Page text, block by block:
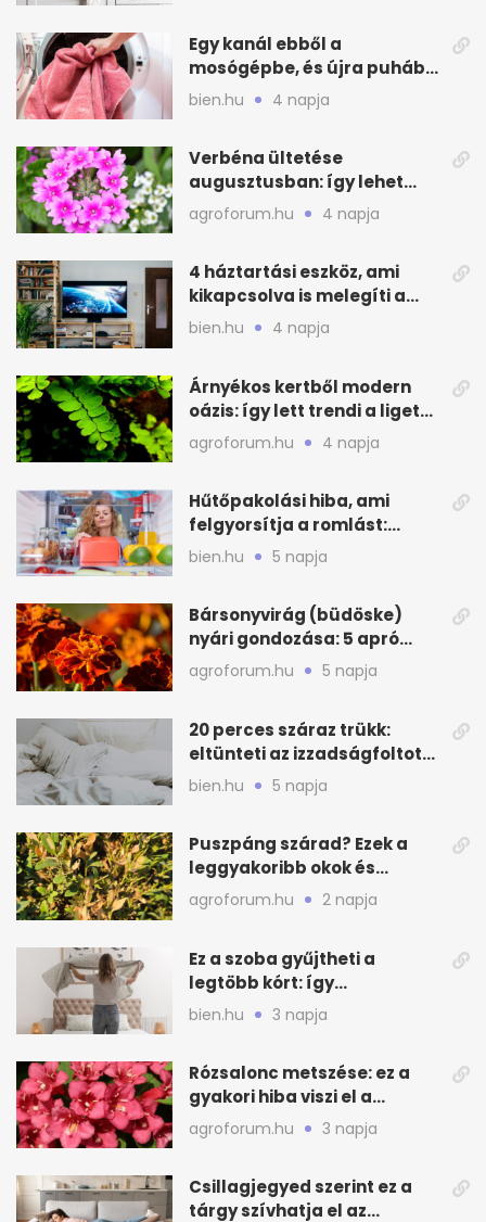
Egy kanál ebből a
mosógépbe, és újra puhább
lesz a törölköző
bien.hu 4 napja
Verbéna ültetése
augusztusban: így lehet
még idén virágos a kert
agroforum.hu 4 napja
4 háztartási eszköz, ami
kikapcsolva is melegíti a
lakást
bien.hu 4 napja
Árnyékos kertből modern
oázis: így lett trendi a ligetes
zöld
agroforum.hu 4 napja
Hűtőpakolási hiba, ami
felgyorsítja a romlást:
zónákra figyelj
bien.hu 5 napja
Bársonyvirág (büdöske)
nyári gondozása: 5 apró
lépés a dús virágzásért
agroforum.hu 5 napja
20 perces száraz trükk:
eltünteti az izzadságfoltot
és a szagot a matracról
bien.hu 5 napja
Puszpáng szárad? Ezek a
leggyakoribb okok és
teendők
agroforum.hu 2 napja
Ez a szoba gyűjtheti a
legtöbb kórt: így
mélytisztítsd otthon
bien.hu 3 napja
Rózsalonc metszése: ez a
gyakori hiba viszi el a
virágzást
agroforum.hu 3 napja
Csillagjegyed szerint ez a
tárgy szívhatja el az